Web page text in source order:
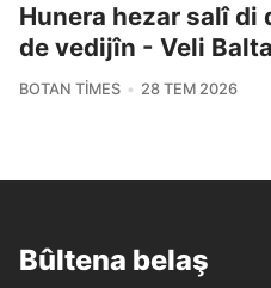
Hunera hezar salî di
de vedijîn - Veli
BOTAN TIMES 28 TEM 2026
Bûltena belaş